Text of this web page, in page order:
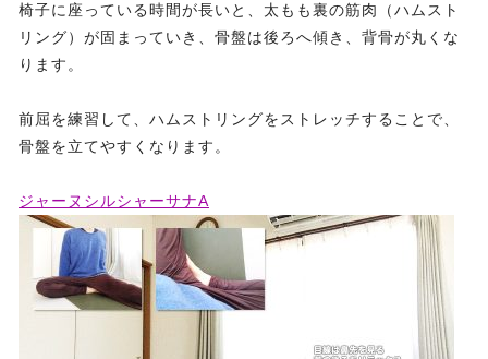
椅子に座っている時間が長いと、太もも裏の筋肉（ハムスト
リング）が固まっていき、骨盤は後ろへ傾き、背骨が丸くな
ります。
前屈を練習して、ハムストリングをストレッチすることで、
骨盤を立てやすくなります。
ジャーヌシルシャーサナA